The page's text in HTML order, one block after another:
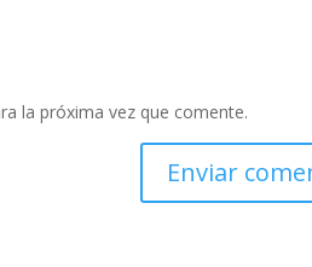
la próxima vez que comente.